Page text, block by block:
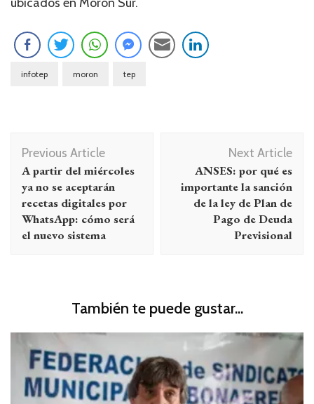
infotep moron tep
Navegación
de
entradas
Previous Article
A partir del miércoles
ya no se aceptarán
recetas digitales por
WhatsApp: cómo será
el nuevo sistema
Next Article
ANSES: por qué es
importante la sanción
de la ley de Plan de
Pago de Deuda
Previsional
También te puede gustar...